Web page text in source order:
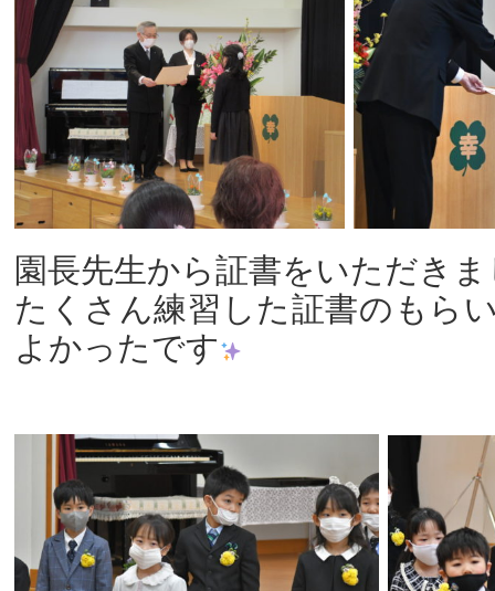
園長先生から証書をいただき
たくさん練習した証書のもら
よかったです